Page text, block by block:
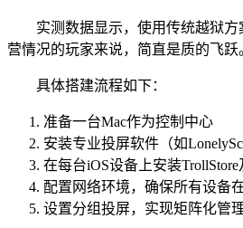
实测数据显示，使用传统越狱
营情况的玩家来说，简直是质的飞跃
具体搭建流程如下：
准备一台Mac作为控制中心
安装专业投屏软件（如
在每台iOS设备上安装TrollStore
配置网络环境，确保所有设备
设置分组投屏，实现矩阵化管